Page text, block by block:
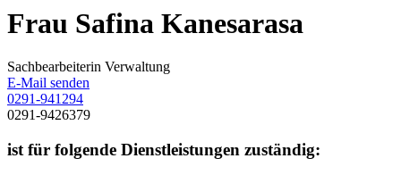
Frau Safina Kanesarasa
Sachbearbeiterin Verwaltung
E-Mail senden
0291-941294
0291-9426379
ist für folgende Dienstleistungen zuständig: